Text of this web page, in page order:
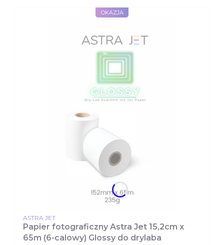
OKAZJA
Papier fotograficzny Astra Jet 15,2cm x
65m (6-calowy) Glossy do drylaba
PRODUCENT
ASTRA JET